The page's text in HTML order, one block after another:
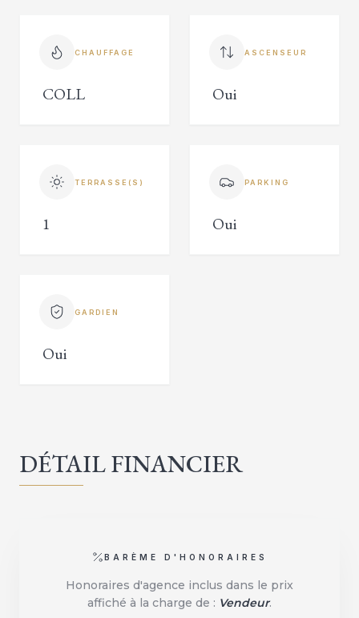
CHAUFFAGE
COLL
ASCENSEUR
Oui
TERRASSE(S)
1
PARKING
Oui
GARDIEN
Oui
DÉTAIL FINANCIER
BARÈME D'HONORAIRES
Honoraires d'agence inclus dans le prix
affiché à la charge de : Vendeur.